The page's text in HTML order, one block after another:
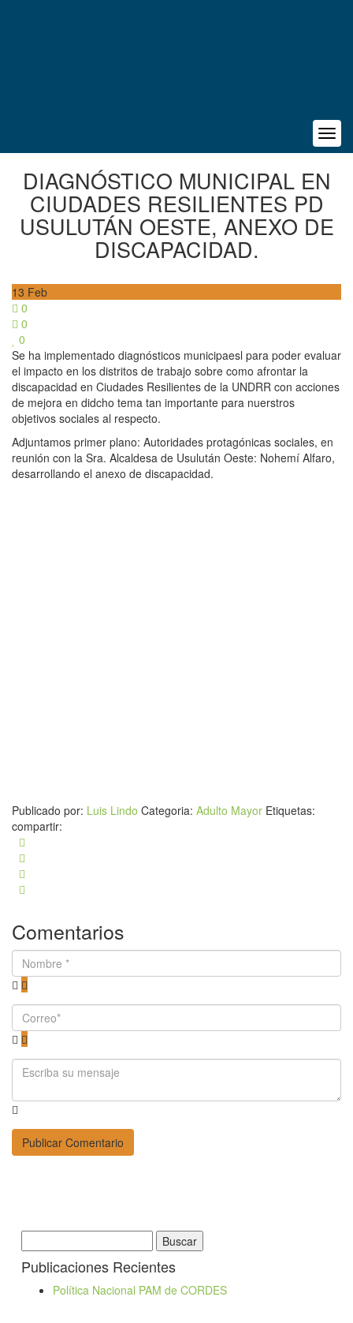
DIAGNÓSTICO MUNICIPAL EN
CIUDADES RESILIENTES PD
USULUTÁN OESTE, ANEXO DE
DISCAPACIDAD.
13 Feb
0
0
0
Se ha implementado diagnósticos municipaesl para poder evaluar
el impacto en los distritos de trabajo sobre como afrontar la
discapacidad en Ciudades Resilientes de la UNDRR con acciones
de mejora en didcho tema tan importante para nuerstros
objetivos sociales al respecto.
Adjuntamos primer plano: Autoridades protagónicas sociales, en
reunión con la Sra. Alcaldesa de Usulután Oeste: Nohemí Alfaro,
desarrollando el anexo de discapacidad.
Publicado por: Luis Lindo Categoria: Adulto Mayor Etiquetas:
compartir:
Comentarios
Publicaciones Recientes
Política Nacional PAM de CORDES